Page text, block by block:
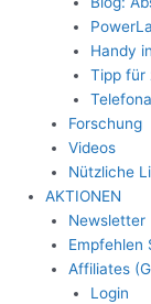
Handy
Tipp für
Forschung
Videos
Nützliche
AKTIONEN
Newsletter
Empfehlen
Affiliates
Login